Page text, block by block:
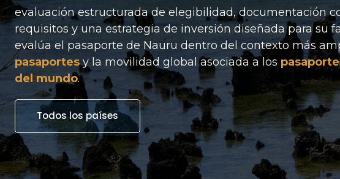
evaluación estructurada de elegibilidad, documentación
requisitos y una estrategia de inversión diseñada para su
evalúa el pasaporte de Nauru dentro del contexto más
pasaportesy la movilidad global asociada a los
del mundo.
Todos los países